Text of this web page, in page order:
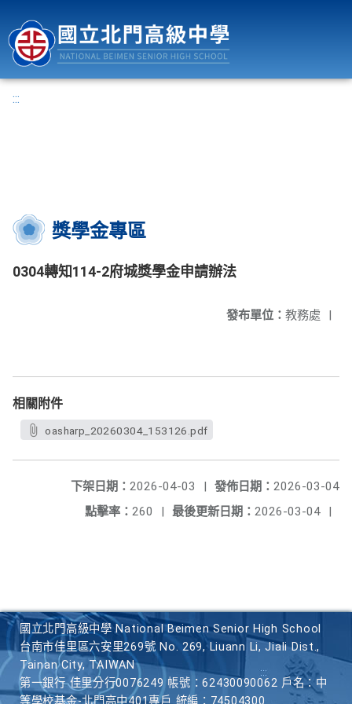
:::
獎學金專區
0304轉知114-2府城獎學金申請辦法
發布單位： 教務處 |
相關附件
oasharp_20260304_153126.pdf
發佈日期： 2026-03-04
下架日期： 2026-04-03
|
最後更新日期： 2026-03-04 |
點擊率： 260 |
國立北門高級中學 National Beimen Senior High School
台南市佳里區六安里269號 No. 269, Liuann Li, Jiali Dist.,
Tainan City, TAIWAN
第一銀行 佳里分行0076249 帳號：62430090062 戶名：中
等學校基金-北門高中401專戶 統編：74504300